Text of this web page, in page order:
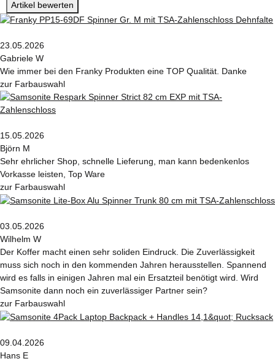
Artikel bewerten
23.05.2026
Gabriele W
Wie immer bei den Franky Produkten eine TOP Qualität. Danke
zur Farbauswahl
15.05.2026
Björn M
Sehr ehrlicher Shop, schnelle Lieferung, man kann bedenkenlos
Vorkasse leisten, Top Ware
zur Farbauswahl
03.05.2026
Wilhelm W
Der Koffer macht einen sehr soliden Eindruck. Die Zuverlässigkeit
muss sich noch in den kommenden Jahren herausstellen. Spannend
wird es falls in einigen Jahren mal ein Ersatzteil benötigt wird. Wird
Samsonite dann noch ein zuverlässiger Partner sein?
zur Farbauswahl
09.04.2026
Hans E